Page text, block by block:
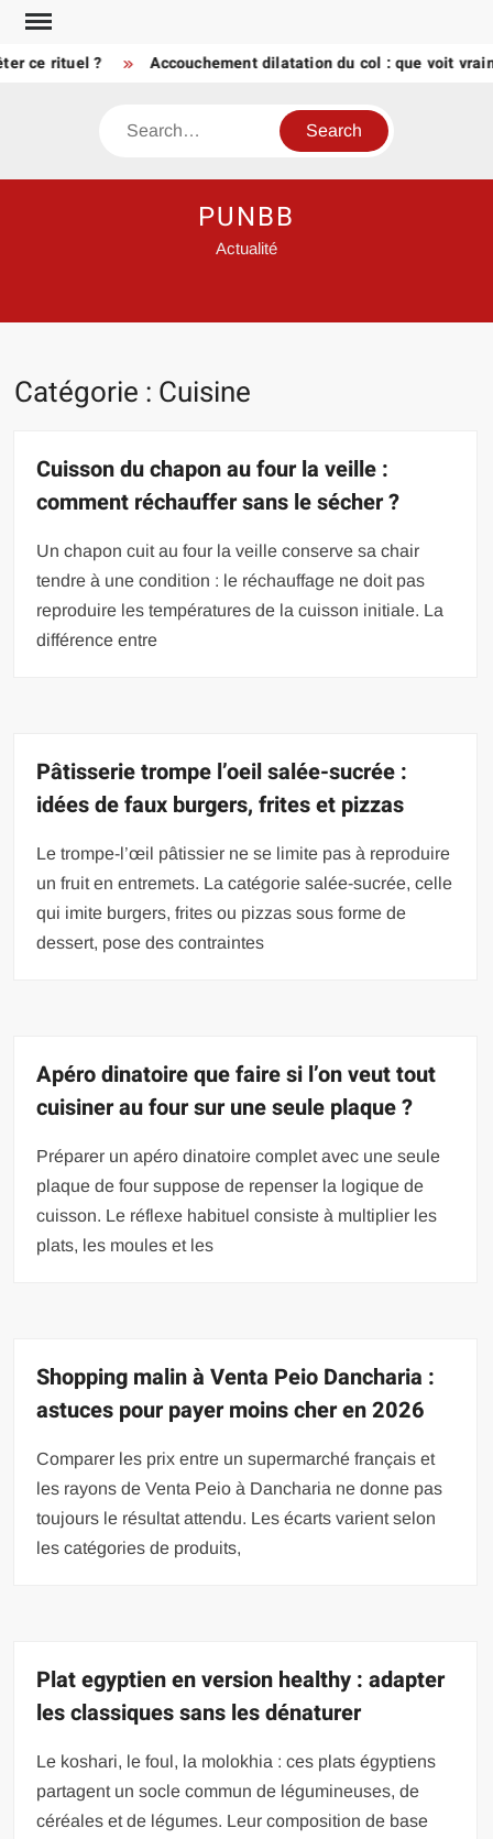
Skip
content
rituel ? Accouchement dilatation du col : que voit
Search
PUNBB
Actualité
Catégorie : Cuisine
Cuisson du chapon au four la veille :
comment réchauffer sans le sécher ?
Un chapon cuit au four la veille conserve sa chair
tendre à une condition : le réchauffage ne doit pas
reproduire les températures de la cuisson initiale. La
différence entre
Pâtisserie trompe l’oeil salée-sucrée :
idées de faux burgers, frites et pizzas
Le trompe-l’œil pâtissier ne se limite pas à reproduire
un fruit en entremets. La catégorie salée-sucrée, celle
qui imite burgers, frites ou pizzas sous forme de
dessert, pose des contraintes
Apéro dinatoire que faire si l’on veut tout
cuisiner au four sur une seule plaque ?
Préparer un apéro dinatoire complet avec une seule
plaque de four suppose de repenser la logique de
cuisson. Le réflexe habituel consiste à multiplier les
plats, les moules et les
Shopping malin à Venta Peio Dancharia :
astuces pour payer moins cher en 2026
Comparer les prix entre un supermarché français et
les rayons de Venta Peio à Dancharia ne donne pas
toujours le résultat attendu. Les écarts varient selon
les catégories de produits,
Plat egyptien en version healthy : adapter
les classiques sans les dénaturer
Le koshari, le foul, la molokhia : ces plats égyptiens
partagent un socle commun de légumineuses, de
céréales et de légumes. Leur composition de base